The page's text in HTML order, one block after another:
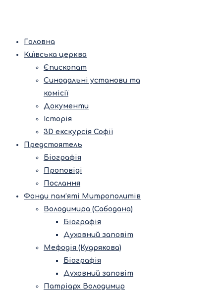
Головна
Київська церква
Єпископат
Синодальні установи та
комісії
Документи
Історія
3D екскурсія Софії
Предстоятель
Біографія
Проповіді
Послання
Фонди пам’яті Митрополитів
Володимира (Сабодана)
Біографія
Духовний заповіт
Мефодія (Кудрякова)
Біографія
Духовний заповіт
Патріарх Володимир